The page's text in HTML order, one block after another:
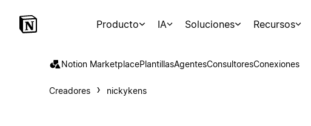
Producto IA Soluciones Recursos
Notion MarketplacePlantillasAgentesConsultoresConexiones
Creadores nickykens